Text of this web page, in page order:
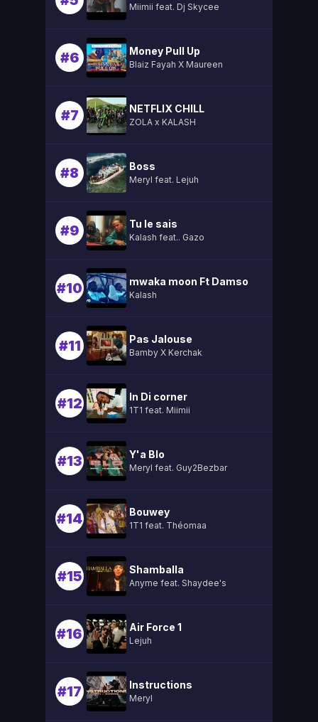
Miimii feat. Dj Skycee
#6 Money Pull Up
Blaiz Fayah X Maureen
#7 NETFLIX CHILL
ZOLA x KALASH
#8 Boss
Meryl feat. Lejuh
#9 Tu le sais
Kalash feat.. Gazo
#10 mwaka moon Ft Damso
Kalash
#11 Pas Jalouse
Bamby X Kerchak
#12 In Di corner
1T1 feat. Miimii
#13 Y'a Blo
Meryl feat. Guy2Bezbar
#14 Bouwey
1T1 feat. Théomaa
#15 Shamballa
Anyme feat. Shaydee's
#16 Air Force 1
Lejuh
#17 Instructions
Meryl